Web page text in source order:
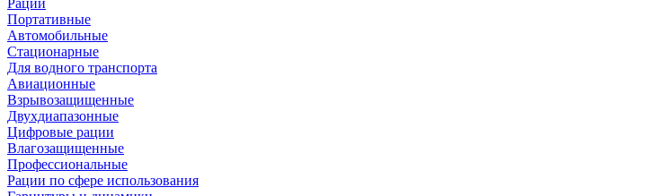
Рации
Портативные
Автомобильные
Стационарные
Для водного транспорта
Авиационные
Взрывозащищенные
Двухдиапазонные
Цифровые рации
Влагозащищенные
Профессиональные
Рации по сфере использования